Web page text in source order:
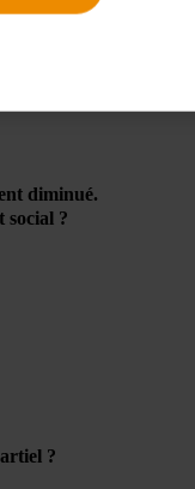
ont-elle
diminué.
social ?
?